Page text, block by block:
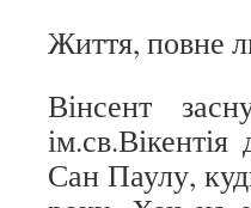
Життя, повне
Вінсент
Сан Паулу,